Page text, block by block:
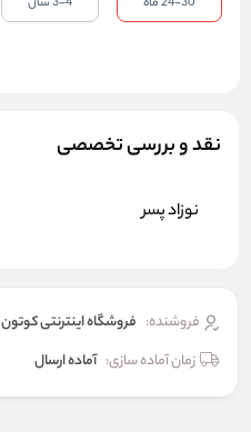
نقد و بررسی تخصصی
نوزاد پسر
فروشنده: فروشگاه اینترنتی کوتون
زمان آماده سازی: آماده ارسال